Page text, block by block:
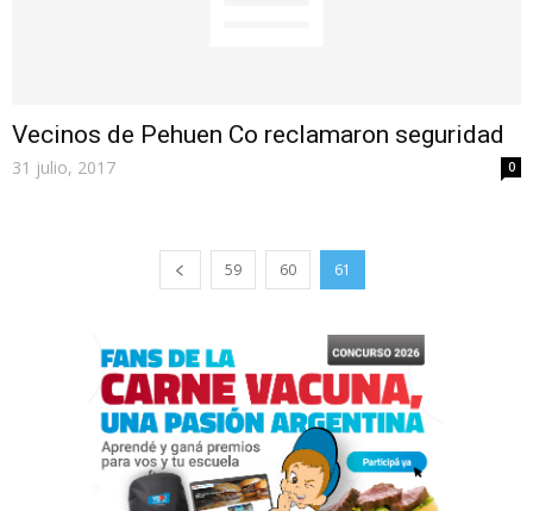
Vecinos de Pehuen Co reclamaron seguridad
31 julio, 2017 0
59 60 61